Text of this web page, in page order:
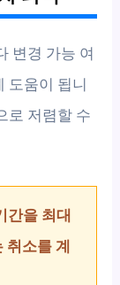
변경 가능 여
도움이 됩니
로 저렴할 수
간을 최대
소를 계